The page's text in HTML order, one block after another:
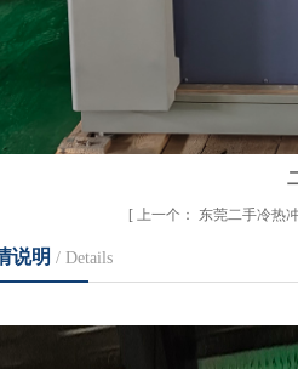
[ 上一个： 东莞二手冷热
说明 / Details